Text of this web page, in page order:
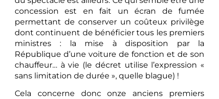
concession est en fait un écran de fumée
permettant de conserver un coûteux privilège
dont continuent de bénéficier tous les premiers
ministres : la mise à disposition par la
République d’une voiture de fonction et de son
chauffeur… à vie (le décret utilise l’expression «
sans limitation de durée », quelle blague) !
Cela concerne donc onze anciens premiers